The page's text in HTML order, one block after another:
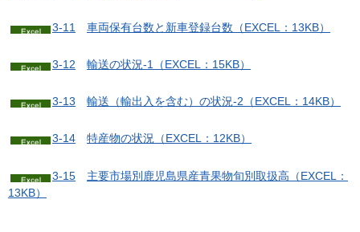
3-11 車両保有台数と新車登録台数（EXCEL：13KB）
3-12 輸送の状況-1（EXCEL：15KB）
3-13 輸送（輸出入を含む）の状況-2（EXCEL：14KB）
3-14 特産物の状況（EXCEL：12KB）
3-15 主要市場別鹿児島県産青果物旬別取扱高（EXCEL：
13KB）